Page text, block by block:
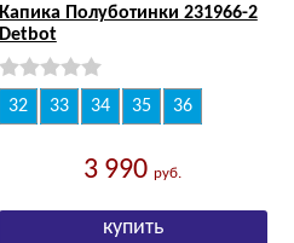
Капика Полуботинки 231966-2
Detbot
32 33 34 35 36
3 990руб.